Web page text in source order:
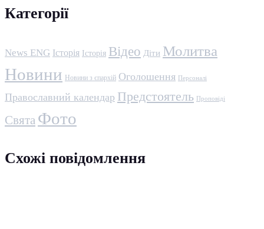
Категорії
News ENG Історія Історія Відео Діти Молитва
Новини Новини з єпархій Оголошення Персоналі
Православний календар Предстоятель Проповіді
Свята Фото
Схожі повідомлення